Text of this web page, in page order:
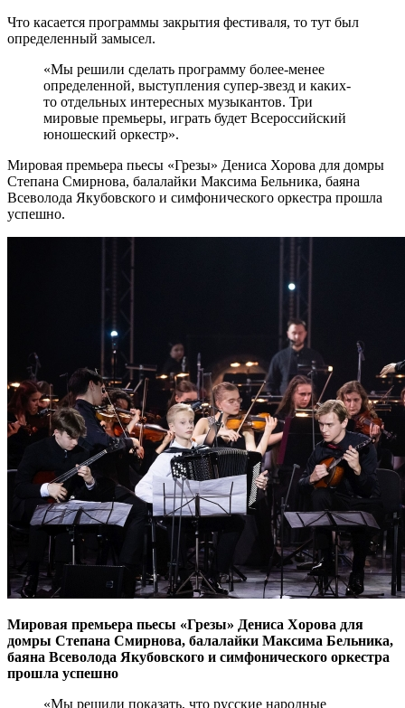
Что касается программы закрытия фестиваля, то тут был
определенный замысел.
«Мы решили сделать программу более-менее
определенной, выступления супер-звезд и каких-
то отдельных интересных музыкантов. Три
мировые премьеры, играть будет Всероссийский
юношеский оркестр».
Мировая премьера пьесы «Грезы» Дениса Хорова для домры
Степана Смирнова, балалайки Максима Бельника, баяна
Всеволода Якубовского и симфонического оркестра прошла
успешно.
Мировая премьера пьесы «Грезы» Дениса Хорова для
домры Степана Смирнова, балалайки Максима Бельника,
баяна Всеволода Якубовского и симфонического оркестра
прошла успешно
«Мы решили показать, что русские народные